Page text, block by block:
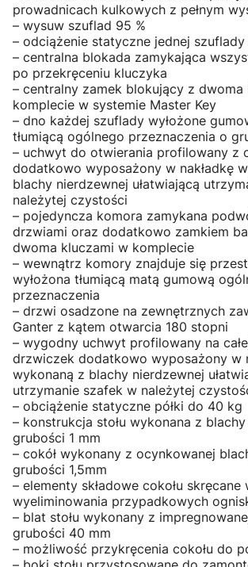
prowadnicach kulkowych z pełnym
– wysuw szuflad 95 %
– odciążenie statyczne jednej
– centralna blokada zamykająca
po przekręceniu kluczyka
– centralny zamek blokujący z dwoma
komplecie w systemie Master Key
– dno każdej szuflady wyłożone
tłumiącą ogólnego przeznaczenia o
– uchwyt do otwierania profilowany z
dodatkowo wyposażony w nakładkę
blachy nierdzewnej ułatwiającą
należytej czystości
– pojedyncza komora zamykana
drzwiami oraz dodatkowo zamkiem
dwoma kluczami w komplecie
– wewnątrz komory znajduje się
wyłożona tłumiącą matą gumową
przeznaczenia
– drzwi osadzone na zewnętrznych
Ganter z kątem otwarcia 180 stopni
– wygodny uchwyt profilowany na
drzwiczek dodatkowo wyposażony w
wykonaną z blachy nierdzewnej
utrzymanie szafek w należytej
– obciążenie statyczne półki do 40 kg
– konstrukcja stołu wykonana z
grubości 1 mm
– cokół wykonany z ocynkowanej
grubości 1,5mm
– elementy składowe cokołu skręcane
wyeliminowania przypadkowych
– blat stołu wykonany z
grubości 40 mm
– możliwość przykręcenia cokołu do